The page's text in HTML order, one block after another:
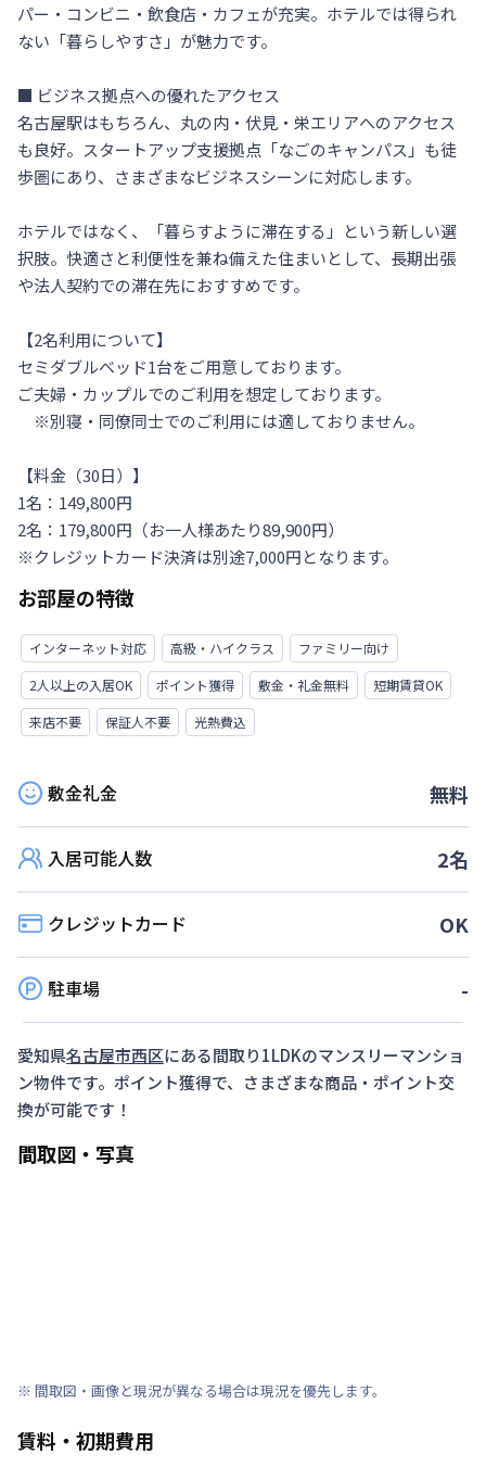
パー・コンビニ・飲食店・カフェが充実。ホテルでは得られ
ない「暮らしやすさ」が魅力です。
■ ビジネス拠点への優れたアクセス
名古屋駅はもちろん、丸の内・伏見・栄エリアへのアクセス
も良好。スタートアップ支援拠点「なごのキャンパス」も徒
歩圏にあり、さまざまなビジネスシーンに対応します。
ホテルではなく、「暮らすように滞在する」という新しい選
択肢。快適さと利便性を兼ね備えた住まいとして、長期出張
や法人契約での滞在先におすすめです。
【2名利用について】
セミダブルベッド1台をご用意しております。
ご夫婦・カップルでのご利用を想定しております。
※別寝・同僚同士でのご利用には適しておりません。
【料金（30日）】
1名：149,800円
2名：179,800円（お一人様あたり89,900円）
※クレジットカード決済は別途7,000円となります。
お部屋の特徴
インターネット対応 高級・ハイクラス
ファミリー向け
2人以上の入居OK
ポイント獲得 敷金・礼金無料
短期賃貸OK
来店不要
保証人不要 光熱費込
敷金礼金 無料
入居可能人数 2名
クレジットカード OK
駐車場 -
愛知県名古屋市西区にある間取り1LDKのマンスリーマンショ
ン物件です。ポイント獲得で、さまざまな商品・ポイント交
換が可能です！
間取図・写真
※ 間取図・画像と現況が異なる場合は現況を優先します。
賃料・初期費用